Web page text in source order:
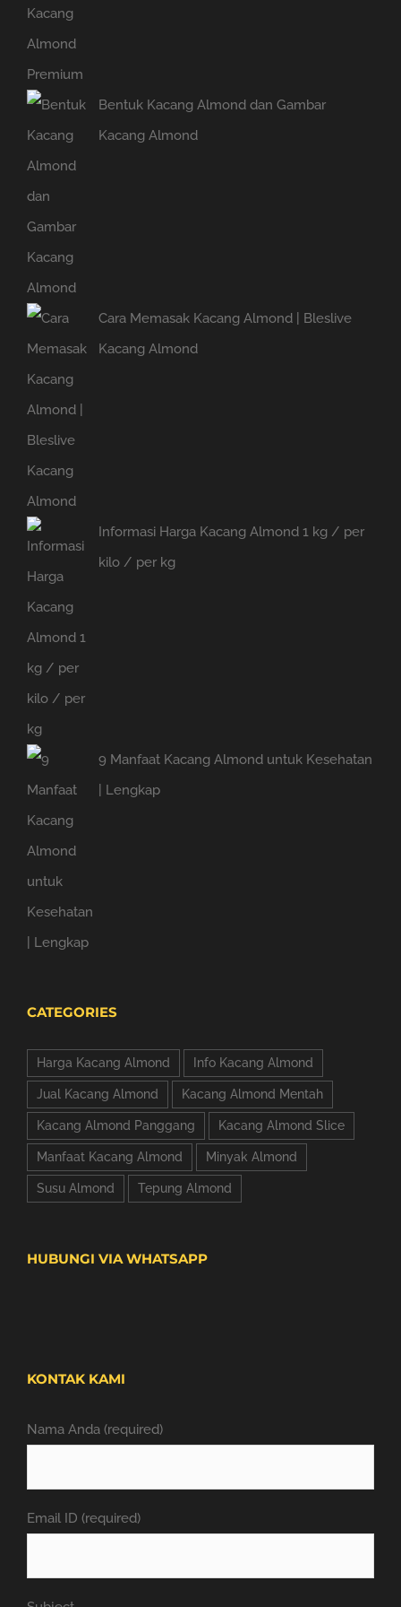
Bentuk Kacang Almond dan Gambar
Kacang Almond
Cara Memasak Kacang Almond | Bleslive
Kacang Almond
Informasi Harga Kacang Almond 1 kg / per
kilo / per kg
9 Manfaat Kacang Almond untuk Kesehatan
| Lengkap
CATEGORIES
Harga Kacang Almond Info Kacang Almond
Jual Kacang Almond Kacang Almond Mentah
Kacang Almond Panggang Kacang Almond Slice
Manfaat Kacang Almond Minyak Almond
Susu Almond Tepung Almond
HUBUNGI VIA WHATSAPP
KONTAK KAMI
Nama Anda (required)
Email ID (required)